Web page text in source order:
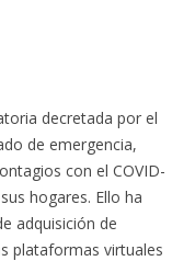
decretada por el
de emergencia,
con el COVID-
hogares. Ello ha
adquisición de
plataformas virtuales